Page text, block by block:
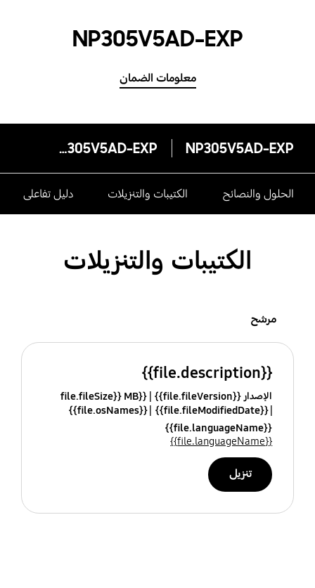
NP305V5AD-EXP
معلومات الضمان
NP305V5AD-EXP
NP305V5AD-EXP
الحلول والنصائح الكتيبات والتنزيلات دليل تفاعلى
الكتيبات والتنزيلات
مرشح
{{file.description}}
الإصدار {{file.fileVersion}}
{{file.fileSize}} MB
{{file.fileModifiedDate}}
{{file.osNames}}
{{file.languageName}}
{{file.languageName}}
تنزيل